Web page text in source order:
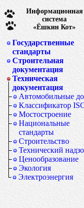
Информационная
система
«Ёшкин Кот»
Государственные
стандарты
Строительная
документация
Техническая
документация
Автомобильные
Классификатор
Мостостроение
Национальные
стандарты
Строительство
Технический
Ценообразование
Экология
Электроэнергия